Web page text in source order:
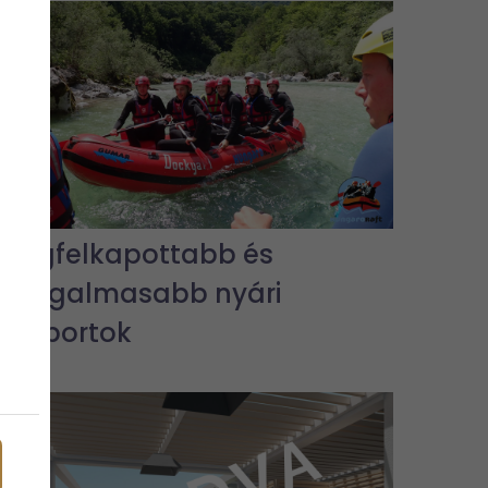
A legfelkapottabb és
legizgalmasabb nyári
vízisportok